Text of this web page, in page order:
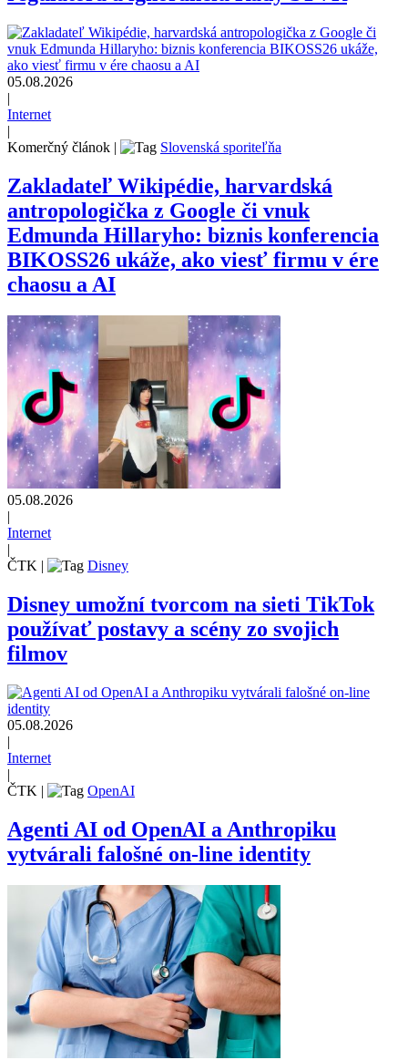
05.08.2026
|
Internet
|
Komerčný článok | Slovenská sporiteľňa
Zakladateľ Wikipédie, harvardská
antropologička z Google či vnuk
Edmunda Hillaryho: biznis konferencia
BIKOSS26 ukáže, ako viesť firmu v ére
chaosu a AI
05.08.2026
|
Internet
|
ČTK | Disney
Disney umožní tvorcom na sieti TikTok
používať postavy a scény zo svojich
filmov
05.08.2026
|
Internet
|
ČTK | OpenAI
Agenti AI od OpenAI a Anthropiku
vytvárali falošné on-line identity